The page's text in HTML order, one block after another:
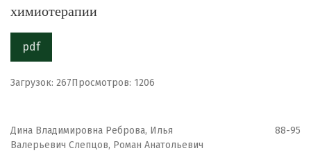
химиотерапии
pdf
Загрузок: 267Просмотров: 1206
Дина Владимировна Реброва, Илья
Валерьевич Слепцов, Роман Анатольевич
88-95